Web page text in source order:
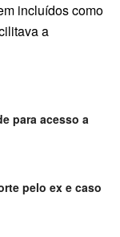
incluídos como
a
para acesso a
pelo ex e caso